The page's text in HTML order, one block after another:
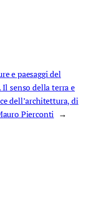
e paesaggi del
senso della terra e
dell’architettura, di
Pierconti →